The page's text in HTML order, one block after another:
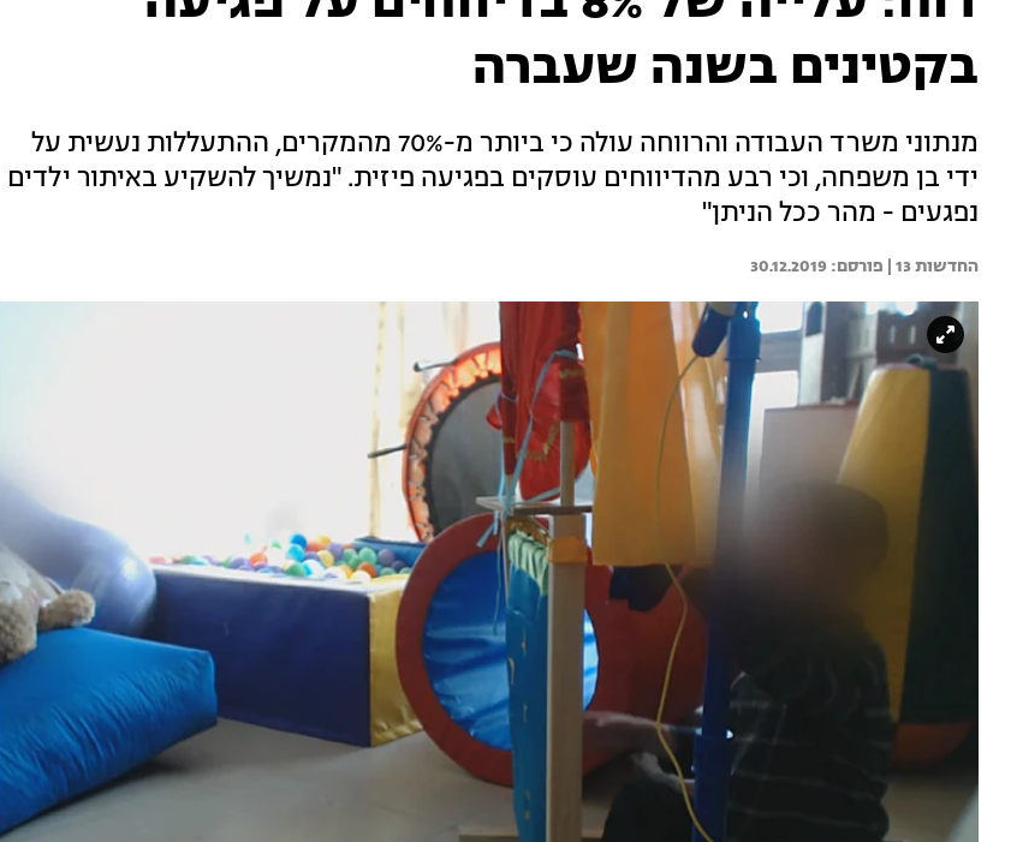
בקטינים בשנה שעברה
מנתוני משרד העבודה והרווחה עולה כי ביותר מ-70% מהמקרים, ההתעללות נעשית על
ידי בן משפחה, וכי רבע מהדיווחים עוסקים בפגיעה פיזית. "נמשיך להשקיע באיתור ילדים
נפגעים - מהר ככל הניתן"
החדשות 13 | 30.12.2019